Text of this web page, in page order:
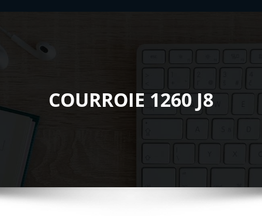
COURROIE 1260 J8